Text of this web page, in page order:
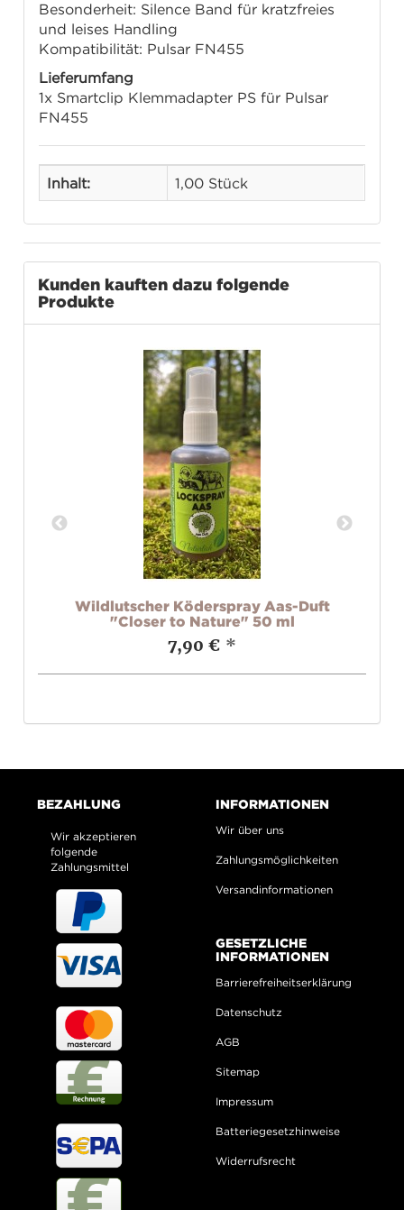
Besonderheit: Silence Band für kratzfreies
und leises Handling
Kompatibilität: Pulsar FN455
Lieferumfang
1x Smartclip Klemmadapter PS für Pulsar
FN455
Inhalt: 1,00 Stück
Kunden kauften dazu folgende
Produkte
Wildlutscher Köderspray Aas-Duft
"Closer to Nature" 50 ml
7,90 € *
BEZAHLUNG
Wir akzeptieren
folgende
Zahlungsmittel
INFORMATIONEN
Wir über uns
Zahlungsmöglichkeiten
Versandinformationen
GESETZLICHE
INFORMATIONEN
Barrierefreiheitserklärung
Datenschutz
AGB
Sitemap
Impressum
Batteriegesetzhinweise
Widerrufsrecht